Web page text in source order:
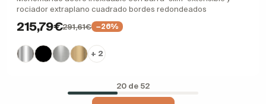
rociador extraplano cuadrado bordes redondeados
215,79€291,61€ −26%
+ 2
20 de 52